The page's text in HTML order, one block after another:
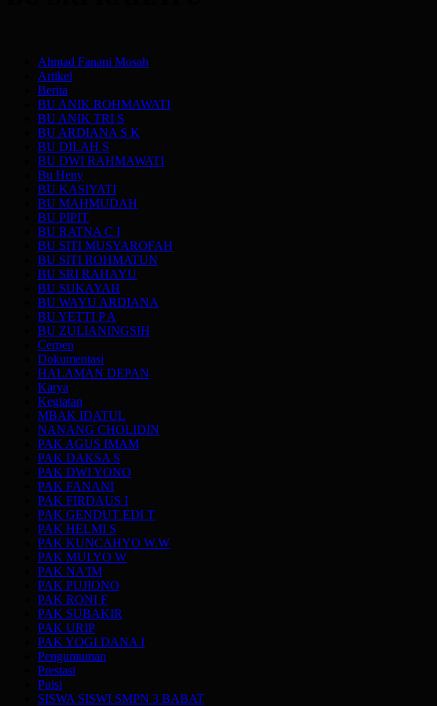
Ahmad Fanani Mosah
Artikel
Berita
BU ANIK ROHMAWATI
BU ANIK TRI S
BU ARDIANA S K
BU DILAH S
BU DWI RAHMAWATI
Bu Heny
BU KASIYATI
BU MAHMUDAH
BU PIPIT
BU RATNA C I
BU SITI MUSYAROFAH
BU SITI ROHMATUN
BU SRI RAHAYU
BU SUKAYAH
BU WAYU ARDIANA
BU YETTI P A
BU ZULIANINGSIH
Cerpen
Dokumentasi
HALAMAN DEPAN
Karya
Kegiatan
MBAK IDATUL
NANANG CHOLIDIN
PAK AGUS IMAM
PAK DAKSA S
PAK DWI YONO
PAK FANANI
PAK FIRDAUS I
PAK GENDUT EDI T
PAK HELMI S
PAK KUNCAHYO W.W
PAK MULYO W
PAK NA'IM
PAK PUJIONO
PAK RONI F
PAK SUBAKIR
PAK URIP
PAK YOGI DANA I
Pengumuman
Prestasi
Puisi
SISWA SISWI SMPN 3 BABAT